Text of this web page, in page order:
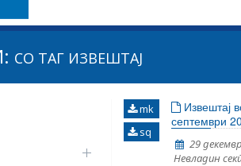
Датум на објавување Јазик
СО ТАГ ИЗВЕШТАЈ
mk
sq
Извештај
септември
29
Невладин